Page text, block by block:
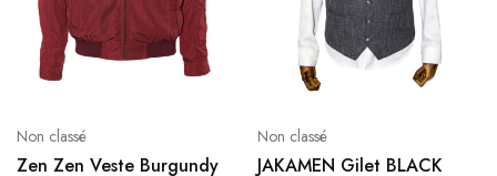
Non classé
Zen Zen Veste Burgundy
Non classé
JAKAMEN Gilet BLACK